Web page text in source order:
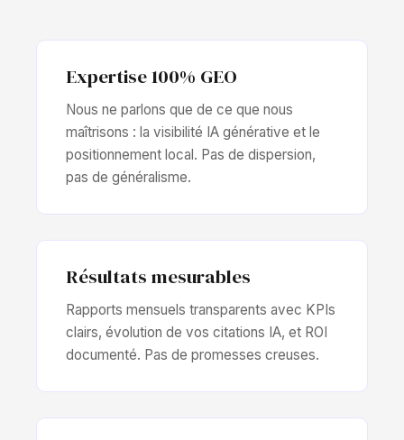
Expertise 100% GEO
Nous ne parlons que de ce que nous
maîtrisons : la visibilité IA générative et le
positionnement local. Pas de dispersion,
pas de généralisme.
Résultats mesurables
Rapports mensuels transparents avec KPIs
clairs, évolution de vos citations IA, et ROI
documenté. Pas de promesses creuses.